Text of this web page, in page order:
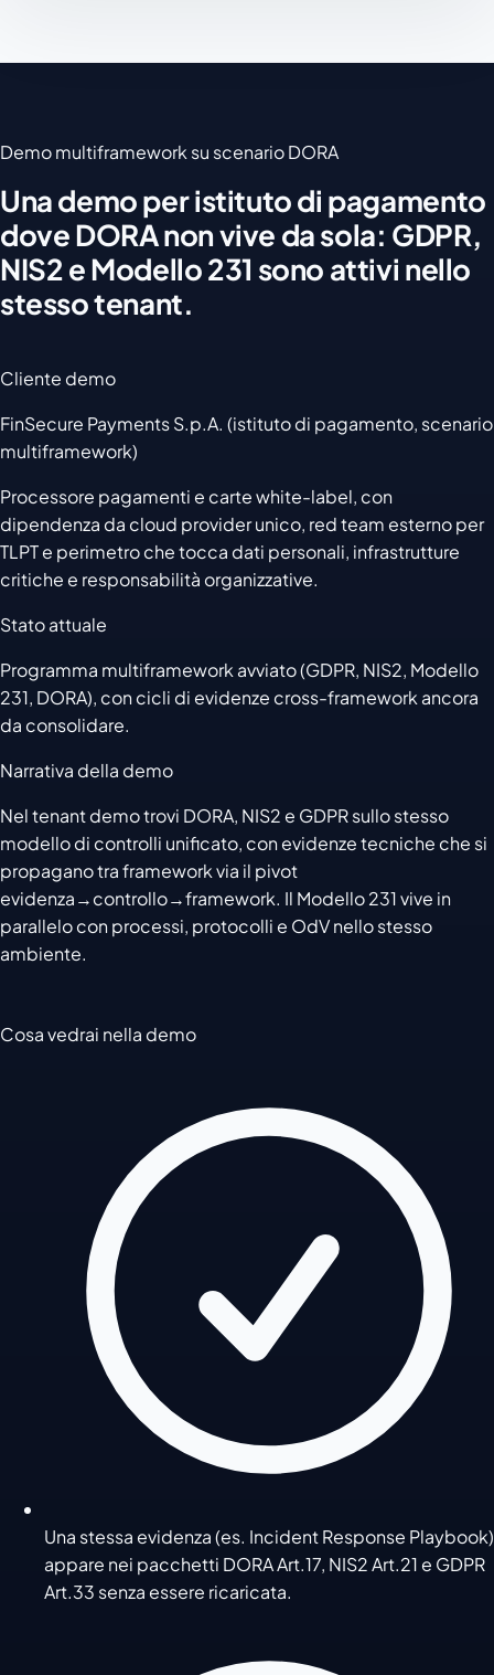
Demo multiframework su scenario DORA
Una demo per istituto di pagamento
dove DORA non vive da sola: GDPR,
NIS2 e Modello 231 sono attivi nello
stesso tenant.
Cliente demo
FinSecure Payments S.p.A. (istituto di pagamento, scenario
multiframework)
Processore pagamenti e carte white-label, con
dipendenza da cloud provider unico, red team esterno per
TLPT e perimetro che tocca dati personali, infrastrutture
critiche e responsabilità organizzative.
Stato attuale
Programma multiframework avviato (GDPR, NIS2, Modello
231, DORA), con cicli di evidenze cross-framework ancora
da consolidare.
Narrativa della demo
Nel tenant demo trovi DORA, NIS2 e GDPR sullo stesso
modello di controlli unificato, con evidenze tecniche che si
propagano tra framework via il pivot
evidenza→controllo→framework. Il Modello 231 vive in
parallelo con processi, protocolli e OdV nello stesso
ambiente.
Cosa vedrai nella demo
Una stessa evidenza (es. Incident Response Playbook)
appare nei pacchetti DORA Art.17, NIS2 Art.21 e GDPR
Art.33 senza essere ricaricata.